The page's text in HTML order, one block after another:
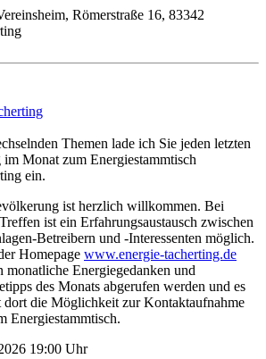
Römerstraße 16, 83342
Themen lade ich Sie jeden letzten
im Monat zum Energiestammtisch
ein.
ist herzlich willkommen. Bei
ist ein Erfahrungsaustausch zwischen
Betreibern und -Interessenten möglich.
Homepage www.energie-tacherting.de
monatliche Energiegedanken und
des Monats abgerufen werden und es
dort die Möglichkeit zur Kontaktaufnahme
Energiestammtisch.
19:00 Uhr